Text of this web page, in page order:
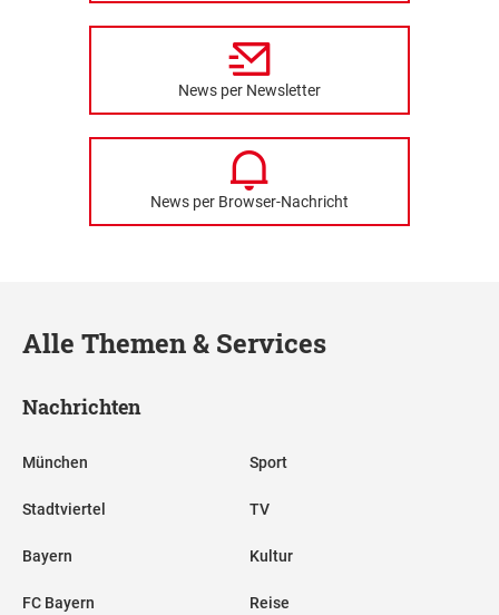
News per Newsletter
News per Browser-Nachricht
Alle Themen & Services
Nachrichten
München
Stadtviertel
Bayern
FC Bayern
Sport
TV
Kultur
Reise